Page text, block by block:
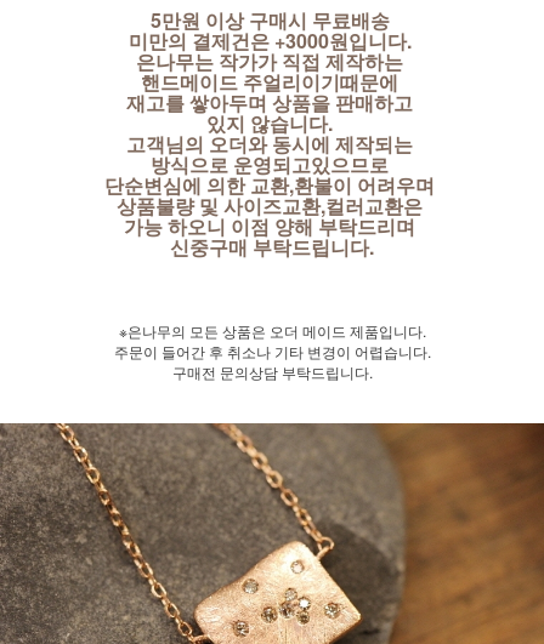
5만원 이상 구매시 무료배송
미만의 결제건은 +3000원입니다.
은나무는 작가가 직접 제작하는
핸드메이드 주얼리이기때문에
재고를 쌓아두며 상품을 판매하고
있지 않습니다.
고객님의 오더와 동시에 제작되는
방식으로 운영되고있으므로
단순변심에 의한 교환,환불이 어려우며
상품불량 및 사이즈교환,컬러교환은
가능 하오니 이점 양해 부탁드리며
신중구매 부탁드립니다.
※은나무의 모든 상품은 오더 메이드 제품입니다.
주문이 들어간 후 취소나 기타 변경이 어렵습니다.
구매전 문의상담 부탁드립니다.